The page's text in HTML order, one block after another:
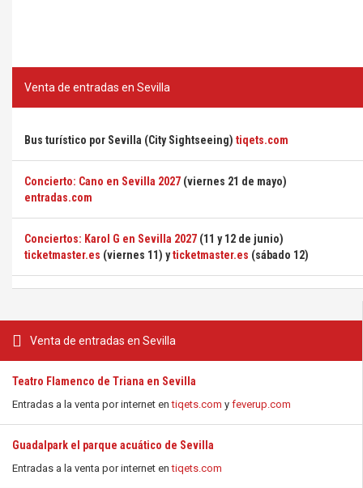
Venta de entradas en Sevilla
Teatro Flamenco de Triana en Sevilla
Entradas a la venta por internet entiqets.com y feverup.com
Guadalpark el parque acuático de Sevilla
Entradas a la venta por internet entiqets.com
Venta de entradas en Sevilla
Bus turístico por Sevilla (City Sightseeing) tiqets.com
Concierto: Cano en Sevilla 2027 (viernes 21 de mayo)
entradas.com
Conciertos: Karol G en Sevilla 2027 (11 y 12 de junio)
ticketmaster.es (viernes 11) yticketmaster.es (sábado 12)